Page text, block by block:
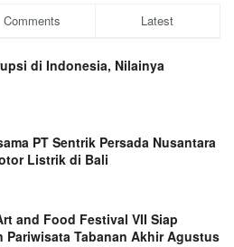
Comments Latest
di Indonesia, Nilainya
PT Sentrik Persada Nusantara
Listrik di Bali
and Food Festival VII Siap
Pariwisata Tabanan Akhir Agustus